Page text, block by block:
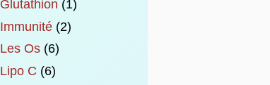
Glutathion (1)
Immunité(2)
Les Os(6)
Lipo C (6)